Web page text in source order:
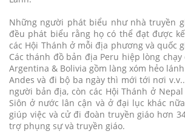
Những người phát biểu như nhà truyền
đều phát biểu rằng họ có thể đạt được
các Hội Thánh ở mỗi địa phương và quốc
Các thánh đồ bản địa Peru hiệp lòng
Argentina & Bolivia gồm làng xóm hẻo
Andes và đi bộ ba ngày thì mới tới nơi
người bản địa, còn các Hội Thánh ở
Siôn ở nước lân cận và ở đại lục khác
giúp việc và cử đi đoàn truyền giáo hơn
trợ phụng sự và truyền giáo.